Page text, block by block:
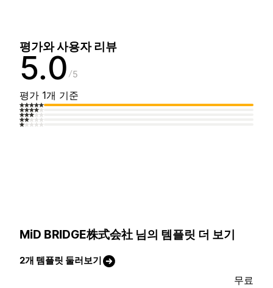
평가와 사용자 리뷰
5.0 5
평가 1개 기준
MiD BRIDGE株式会社 님의 템플릿 더 보기
2개 템플릿 둘러보기
무료